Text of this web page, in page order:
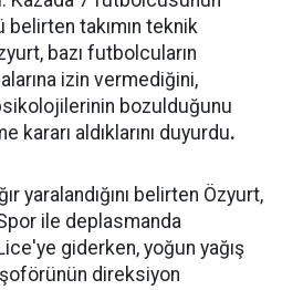
takımın teknik
bazı futbolcuların
izin vermediğini,
bozulduğunu
kararı aldıklarını duyurdu.
yaralandığını belirten Özyurt,
ile deplasmanda
giderken, yoğun yağış
direksiyon